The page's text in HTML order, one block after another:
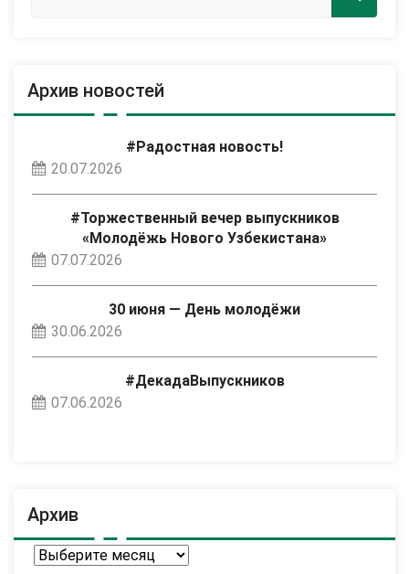
Архив новостей
#Радостная новость!
20.07.2026
#Торжественный вечер выпускников
«Молодёжь Нового Узбекистана»
07.07.2026
30 июня — День молодёжи
30.06.2026
#ДекадаВыпускников
07.06.2026
Архив
Архив